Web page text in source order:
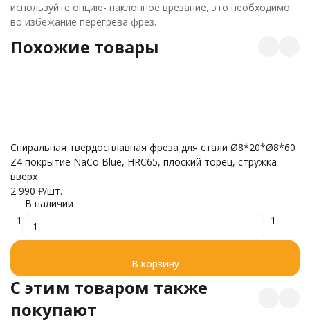
используйте опцию- наклонное врезание, это необходимо
во избежание перегрева фрез.
Похожие товары
Спиральная твердосплавная фреза для стали Ø8*20*Ø8*60
Z4 покрытие NaCo Blue, HRC65, плоский торец, стружка
вверх
2 990 ₽/шт.
В наличии
1
1
В корзину
C этим товаром также
покупают